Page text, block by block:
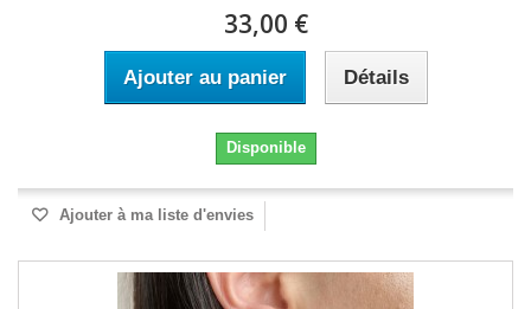
33,00 €
Ajouter au panier Détails
Disponible
Ajouter à ma liste d'envies